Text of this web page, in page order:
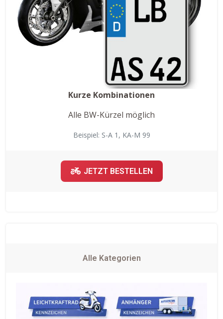
Kurze Kombinationen
Alle BW-Kürzel möglich
Beispiel: S-A 1, KA-M 99
JETZT BESTELLEN
Alle Kategorien